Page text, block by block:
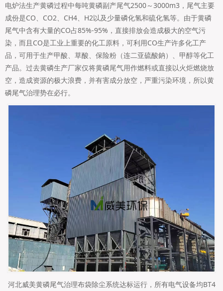
电炉法生产黄磷过程中每吨黄磷副产尾气2500～3000m3，尾气主要
成份是CO、CO2、CH4、H2以及少量磷化氢和硫化氢等。由于黄磷
尾气中含有大量的CO占85%-95%，直接排放会造成极大的空气污
染，而且CO是工业上重要的化工原料，可利用CO生产许多化工产
品，可用于生产甲酸、草酸、保险粉（连二亚硫酸鈉）、甲醇等化工
产品。过去黄磷生产厂家仅将黄磷尾气用作燃料或直接以火炬燃烧放
空，造成资源的极大浪费，并有害成分放空，严重污染环境，所以黄
磷尾气治理势在必行。
河北威美黄磷尾气治理布袋除尘系统达标运行，所有电气设备均BT4